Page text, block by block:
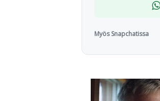
Myös Snapchatissa